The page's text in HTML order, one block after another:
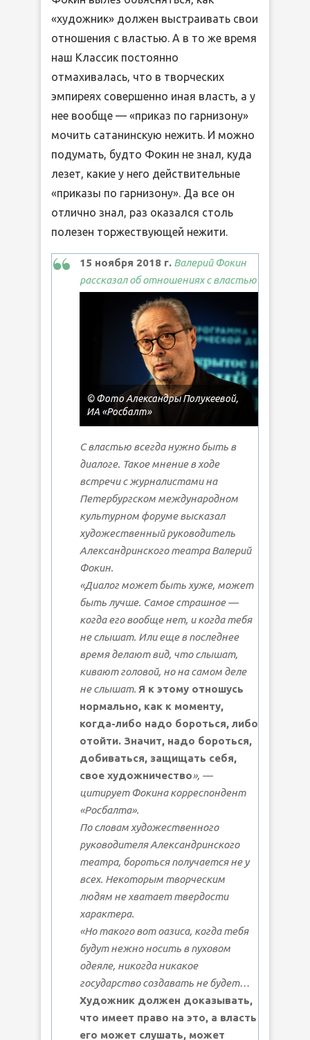
«художник» должен выстраивать свои
отношения с властью. А в то же время
наш Классик постоянно
отмахивалась, что в творческих
эмпиреях совершенно иная власть, а у
нее вообще — «приказ по гарнизону»
мочить сатанинскую нежить. И можно
подумать, будто Фокин не знал, куда
лезет, какие у него действительные
«приказы по гарнизону». Да все он
отлично знал, раз оказался столь
полезен торжествующей нежити.
15 ноября 2018 г. Валерий Фокин
рассказал об отношениях с властью
© Фото Александры Полукеевой,
ИА «Росбалт»
С властью всегда нужно быть в
диалоге. Такое мнение в ходе
встречи с журналистами на
Петербургском международном
культурном форуме высказал
художественный руководитель
Александринского театра Валерий
Фокин.
«Диалог может быть хуже, может
быть лучше. Самое страшное —
когда его вообще нет, и когда тебя
не слышат. Или еще в последнее
время делают вид, что слышат,
кивают головой, но на самом деле
не слышат. Я к этому отношусь
нормально, как к моменту,
когда-либо надо бороться, либо
отойти. Значит, надо бороться,
добиваться, защищать себя,
свое художничество», —
цитирует Фокина корреспондент
«Росбалта».
По словам художественного
руководителя Александринского
театра, бороться получается не у
всех. Некоторым творческим
людям не хватает твердости
характера.
«Но такого вот оазиса, когда тебя
будут нежно носить в пуховом
одеяле, никогда никакое
государство создавать не будет…
Художник должен доказывать,
что имеет право на это, а власть
его может слушать, может